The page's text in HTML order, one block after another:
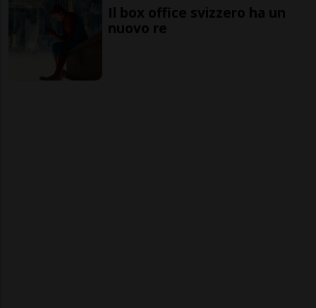
Il box office svizzero ha un
nuovo re